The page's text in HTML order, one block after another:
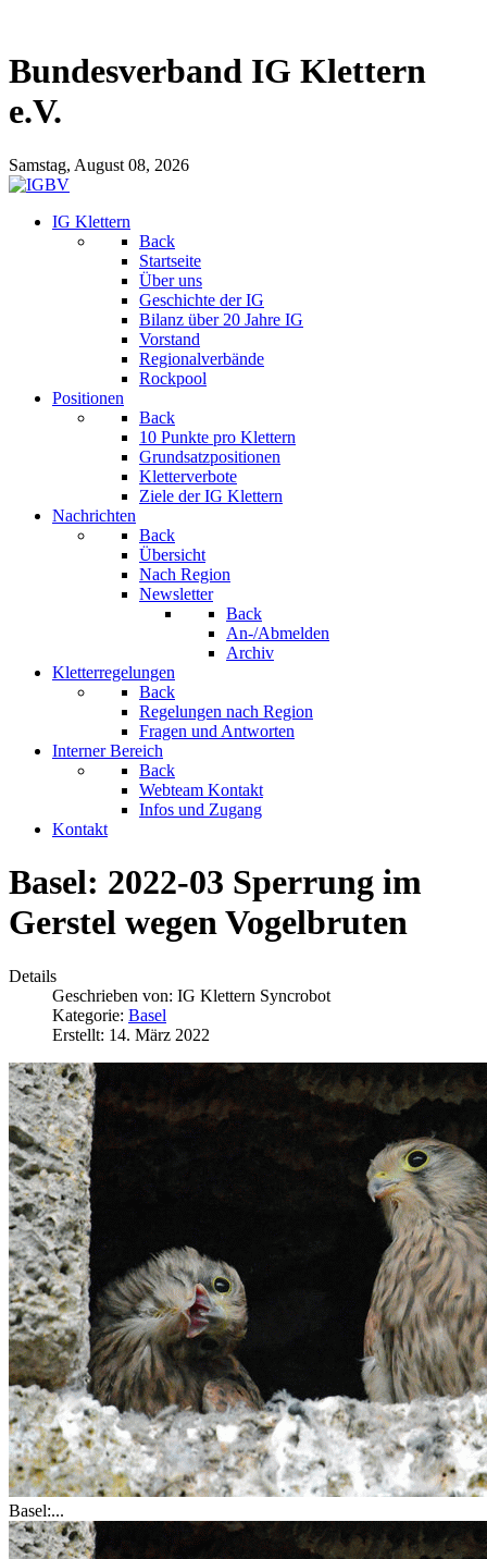
Bundesverband IG Klettern
e.V.
Samstag, August 08, 2026
IG Klettern
Back
Startseite
Über uns
Geschichte der IG
Bilanz über 20 Jahre IG
Vorstand
Regionalverbände
Rockpool
Positionen
Back
10 Punkte pro Klettern
Grundsatzpositionen
Kletterverbote
Ziele der IG Klettern
Nachrichten
Back
Übersicht
Nach Region
Newsletter
Back
An-/Abmelden
Archiv
Kletterregelungen
Back
Regelungen nach Region
Fragen und Antworten
Interner Bereich
Back
Webteam Kontakt
Infos und Zugang
Kontakt
Basel: 2022-03 Sperrung im
Gerstel wegen Vogelbruten
Details
Geschrieben von: IG Klettern Syncrobot
Kategorie: Basel
Erstellt: 14. März 2022
Basel:...